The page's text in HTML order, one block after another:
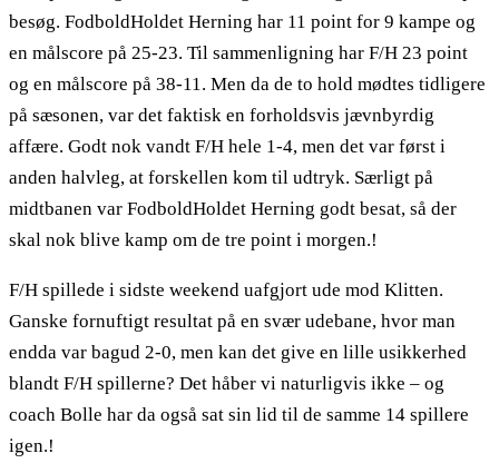
besøg. FodboldHoldet Herning har 11 point for 9 kampe og
en målscore på 25-23. Til sammenligning har F/H 23 point
og en målscore på 38-11. Men da de to hold mødtes tidligere
på sæsonen, var det faktisk en forholdsvis jævnbyrdig
affære. Godt nok vandt F/H hele 1-4, men det var først i
anden halvleg, at forskellen kom til udtryk. Særligt på
midtbanen var FodboldHoldet Herning godt besat, så der
skal nok blive kamp om de tre point i morgen.!
F/H spillede i sidste weekend uafgjort ude mod Klitten.
Ganske fornuftigt resultat på en svær udebane, hvor man
endda var bagud 2-0, men kan det give en lille usikkerhed
blandt F/H spillerne? Det håber vi naturligvis ikke – og
coach Bolle har da også sat sin lid til de samme 14 spillere
igen.!